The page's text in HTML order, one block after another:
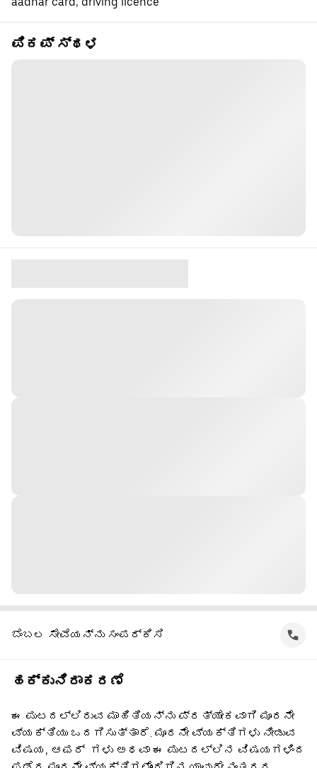
ಪಿಕಪ್ ಸ್ಥಳ
ಬೆಂಬಲ ಸೇವೆಯನ್ನು ಸಂಪರ್ಕಿಸಿ
ಹಕ್ಕುನಿರಾಕರಣೆ
ಈ ಪುಟದಲ್ಲಿರುವ ಮಾಹಿತಿಯನ್ನು ಪ್ರತ್ಯೇಕವಾಗಿ ಮೂರನೇ
ವ್ಯಕ್ತಿಯು ಒದಗಿಸುತ್ತಾರೆ. ಮೂರನೇ ವ್ಯಕ್ತಿಗಳು ನೀಡುವ
ವಿಷಯ, ಆಫರ್ ‌ ಗಳು ಅಥವಾ ಈ ಪುಟದಲ್ಲಿನ ವಿಷಯಗಳಿಂದ